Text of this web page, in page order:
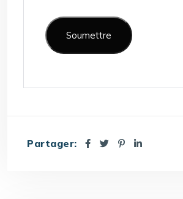
Partager: